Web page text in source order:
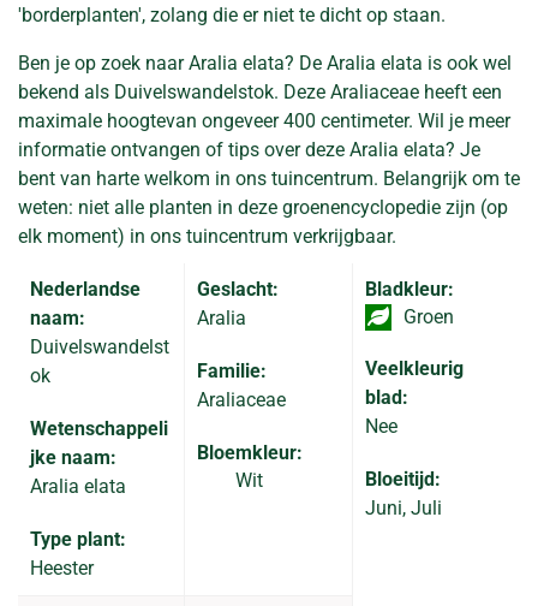
'borderplanten', zolang die er niet te dicht op staan.
Ben je op zoek naar Aralia elata? De Aralia elata is ook wel
bekend als Duivelswandelstok. Deze Araliaceae heeft een
maximale hoogtevan ongeveer 400 centimeter. Wil je meer
informatie ontvangen of tips over deze Aralia elata? Je
bent van harte welkom in ons tuincentrum. Belangrijk om te
weten: niet alle planten in deze groenencyclopedie zijn (op
elk moment) in ons tuincentrum verkrijgbaar.
Nederlandse
naam:
Duivelswandelst
ok
Wetenschappeli
jke naam:
Aralia elata
Type plant:
Heester
Geslacht:
Aralia
Familie:
Araliaceae
Bloemkleur:
Wit
Bladkleur:
Groen
Veelkleurig
blad:
Nee
Bloeitijd:
Juni, Juli